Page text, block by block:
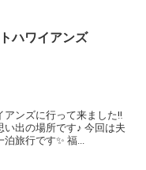
ハワイアンズ
ンズに行って来ました‼️
出の場所です♪ 今回は夫
婦２人で自分達が思いっきり遊ぶための一泊旅行です✨ 福...